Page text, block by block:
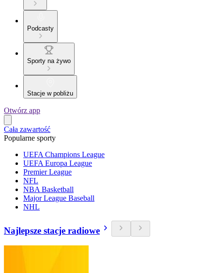
Podcasty
Sporty na żywo
Stacje w pobliżu
Otwórz app
Cała zawartość
Popularne sporty
UEFA Champions League
UEFA Europa League
Premier League
NFL
NBA Basketball
Major League Baseball
NHL
Najlepsze stacje radiowe